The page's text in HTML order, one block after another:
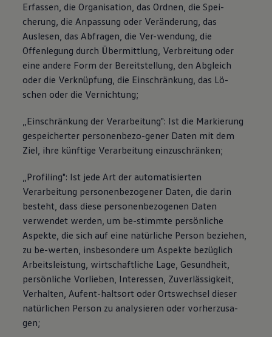
Erfassen, die Organisation, das Ordnen, die Spei-
cherung, die Anpassung oder Veränderung, das
Auslesen, das Abfragen, die Ver-wendung, die
Offenlegung durch Übermittlung, Verbreitung oder
eine andere Form der Bereitstellung, den Abgleich
oder die Verknüpfung, die Einschränkung, das Lö-
schen oder die Vernichtung;
„Einschränkung der Verarbeitung": Ist die Markierung
gespeicherter personenbezo-gener Daten mit dem
Ziel, ihre künftige Verarbeitung einzuschränken;
„Profiling": Ist jede Art der automatisierten
Verarbeitung personenbezogener Daten, die darin
besteht, dass diese personenbezogenen Daten
verwendet werden, um be-stimmte persönliche
Aspekte, die sich auf eine natürliche Person beziehen,
zu be-werten, insbesondere um Aspekte bezüglich
Arbeitsleistung, wirtschaftliche Lage, Gesundheit,
persönliche Vorlieben, Interessen, Zuverlässigkeit,
Verhalten, Aufent-haltsort oder Ortswechsel dieser
natürlichen Person zu analysieren oder vorherzusa-
gen;